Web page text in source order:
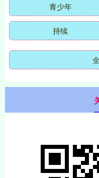
青少年
持续